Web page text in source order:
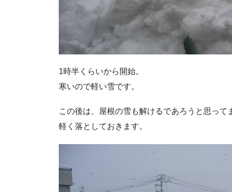
1時半くらいから開始。
寒いので軽い雪です。
この後は、屋根の雪も解けるであろうと思って
軽く落としておきます。